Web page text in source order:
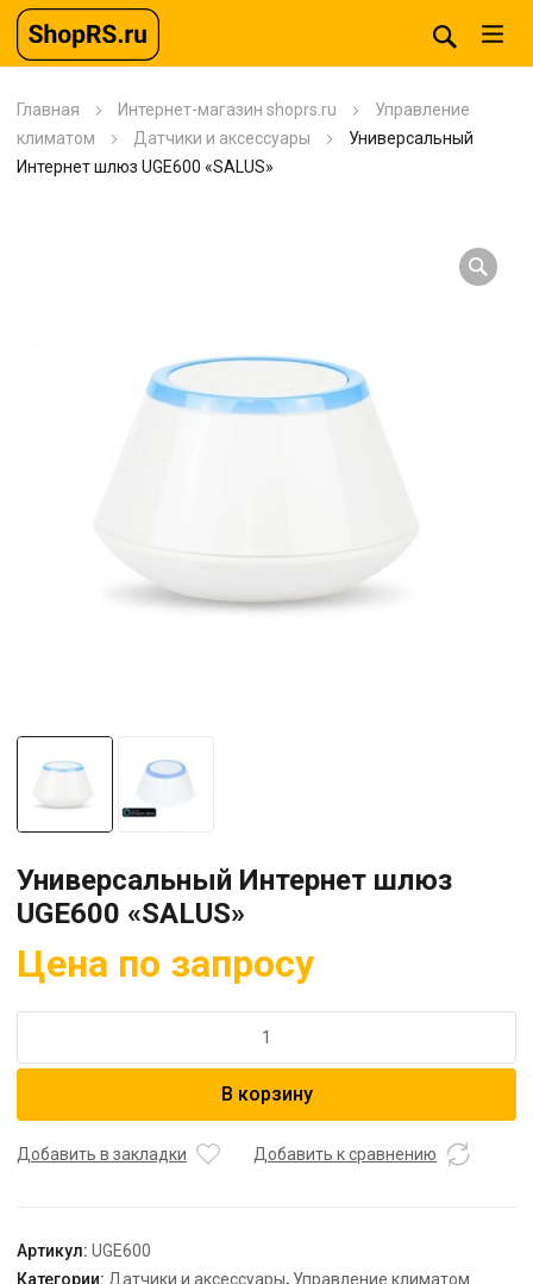
Главная Интернет-магазин shoprs.ru
Управление
климатом
Датчики и аксессуары
Универсальный
Интернет шлюз UGE600 «SALUS»
Универсальный Интернет шлюз
UGE600 «SALUS»
Цена по запросу
Универсальный
UGE600
В корзину
Добавить в закладки Добавить к сравнению
Артикул: UGE600
Категории: Датчики и аксессуары, Управление климатом